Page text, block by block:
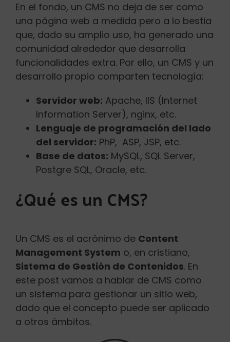
En el fondo, un CMS no deja de ser como
una página web a medida pero a lo bestia
que, dado su amplio uso, ha generado una
comunidad alrededor que desarrolla
funcionalidades extra. Por ello, un CMS y un
desarrollo propio comparten tecnología:
Servidor web: Apache, IIS (Internet
Information Server), nginx, etc.
Lenguaje de programación del lado
del servidor: PhP, ASP, JSP, etc.
Base de datos: MySQL, SQL Server,
Postgre SQL, Oracle, etc.
¿Qué es un CMS?
Un CMS es el acrónimo de Content
Management System o, en cristiano,
Sistema de Gestión de Contenidos. En
este post vamos a hablar de CMS como
un sistema para gestionar un sitio web,
dado que el concepto puede ser aplicado
a otros ámbitos.